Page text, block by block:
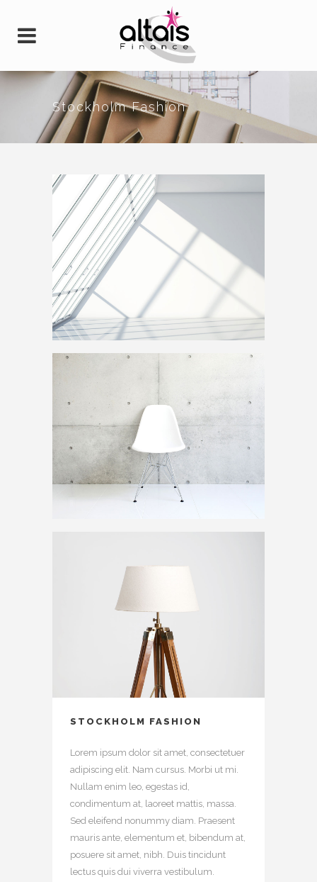
Stockholm Fashion
STOCKHOLM FASHION
Lorem ipsum dolor sit amet, consectetuer
adipiscing elit. Nam cursus. Morbi ut mi.
Nullam enim leo, egestas id,
condimentum at, laoreet mattis, massa.
Sed eleifend nonummy diam. Praesent
mauris ante, elementum et, bibendum at,
posuere sit amet, nibh. Duis tincidunt
lectus quis dui viverra vestibulum.